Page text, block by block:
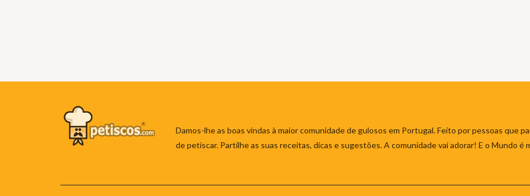
Damos-lhe as boas vindas à maior comunidade de gulosos em Portugal. Feito por pessoas que
de petiscar. Partilhe as suas receitas, dicas e sugestões. A comunidade vai adorar! E o Mundo é